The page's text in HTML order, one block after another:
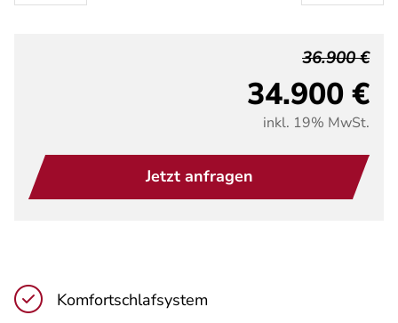
34.900 €
36.900 €
inkl. 19% MwSt.
Jetzt anfragen
Komfortschlafsystem